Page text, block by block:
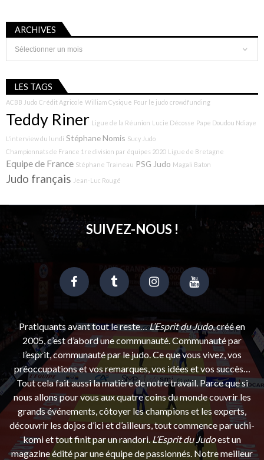
ARCHIVES
Archives
LES TAGS
ACBB Judo Crédit Agricole William Cysique Pour le judo crowdfunding
Teddy Riner Ligue de la Réunion Lucie Décosse Pape Doudou Ndiaye
L'interview du lundi Stéphane Nomis Sucy Judo
Championnats de France 1re division par équipes 2020 Ligue de Bretagne
Equipe de France Stéphane Traineau PSG Judo Magali Baton
Judo français Jean-Luc Rougé
SUIVEZ-NOUS !
Pratiquants avant tout le reste…L’Esprit du Judo, créé en
2005, c’est d’abord une communauté. Communauté par
l’esprit, communauté par le judo. Ce que vous vivez, vos
préoccupations et vos remarques, vos idées et vos succès…
Tout cela fait aussi la matière de notre travail. Parce que si
nous allons pour vous aux quatre coins du monde couvrir les
grands événements, côtoyer les champions et les experts,
découvrir les dojos d’ici et d’ailleurs, tout commence par uchi-
komi et tout finit par un randori.L’Esprit du Judoest un
magazine édité par une équipe de passionnés. Notre meilleur